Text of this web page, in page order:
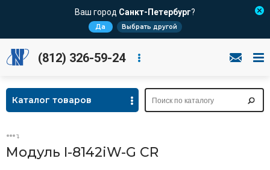
Ваш город Санкт-Петербург?
Да Выбрать другой
(812) 326-59-24
Каталог товаров
Модуль I-8142iW-G CR